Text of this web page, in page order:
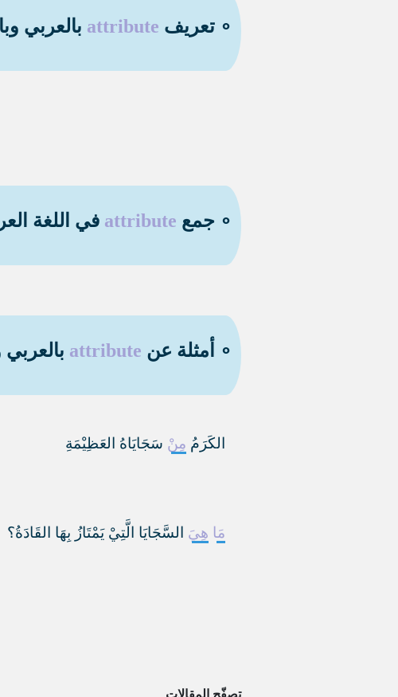
∘ تعريف attribute بالعربي
∘ جمع attribute في اللغة
∘ أمثلة عن attribute بالعربي
الكَرَمُ مِنْ سَجَايَاهُ العَظِيْمَةِ
مَا هِيَ السَّجَايَا الَّتِيْ يَمْتَازُ بِهَا القَادَةُ؟
تصفّح المقالات